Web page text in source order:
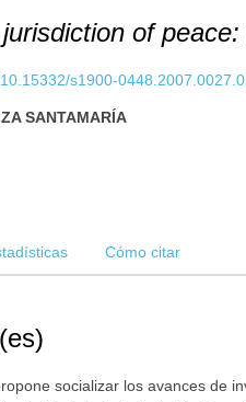
of
s1900-
SANTAMARÍA
Cómo citar
socializar los avances de